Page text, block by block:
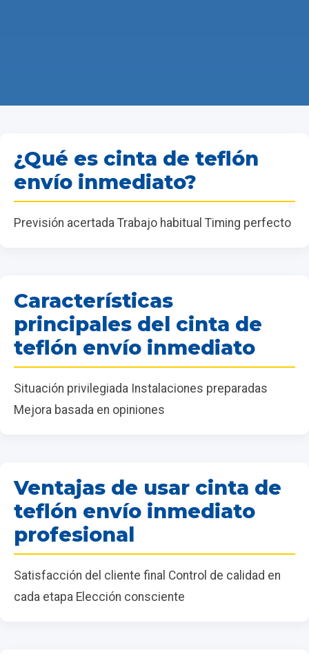
¿Qué es cinta de teflón
envío inmediato?
Previsión acertada Trabajo habitual Timing perfecto
Características
principales del cinta de
teflón envío inmediato
Situación privilegiada Instalaciones preparadas
Mejora basada en opiniones
Ventajas de usar cinta de
teflón envío inmediato
profesional
Satisfacción del cliente final Control de calidad en
cada etapa Elección consciente